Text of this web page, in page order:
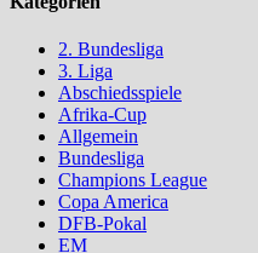
2. Bundesliga
3. Liga
Abschiedsspiele
Afrika-Cup
Allgemein
Bundesliga
Champions League
Copa America
DFB-Pokal
EM